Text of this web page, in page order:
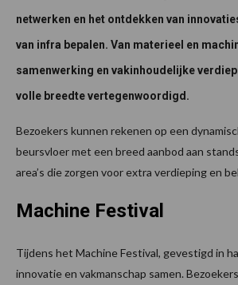
netwerken en het ontdekken van
van infra bepalen. Van materieel en
samenwerking en vakinhoudelijke
volle breedte vertegenwoordigd.
Bezoekers kunnen rekenen op een
beursvloer met een breed aanbod aan
area’s die zorgen voor extra verdieping en
Machine Festival
Tijdens het Machine Festival, gevestigd in
innovatie en vakmanschap samen.